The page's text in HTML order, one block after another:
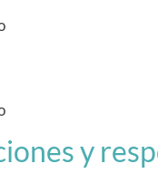
y